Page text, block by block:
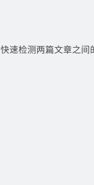
快速检测两篇文章之间